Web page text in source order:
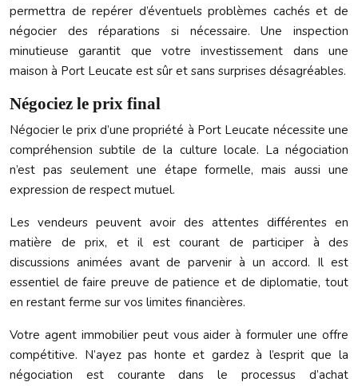
permettra de repérer d’éventuels problèmes cachés et de
négocier des réparations si nécessaire. Une inspection
minutieuse garantit que votre investissement dans une
maison à Port Leucate est sûr et sans surprises désagréables.
Négociez le prix final
Négocier le prix d’une propriété à Port Leucate nécessite une
compréhension subtile de la culture locale. La négociation
n’est pas seulement une étape formelle, mais aussi une
expression de respect mutuel.
Les vendeurs peuvent avoir des attentes différentes en
matière de prix, et il est courant de participer à des
discussions animées avant de parvenir à un accord. Il est
essentiel de faire preuve de patience et de diplomatie, tout
en restant ferme sur vos limites financières.
Votre agent immobilier peut vous aider à formuler une offre
compétitive. N’ayez pas honte et gardez à l’esprit que la
négociation est courante dans le processus d’achat